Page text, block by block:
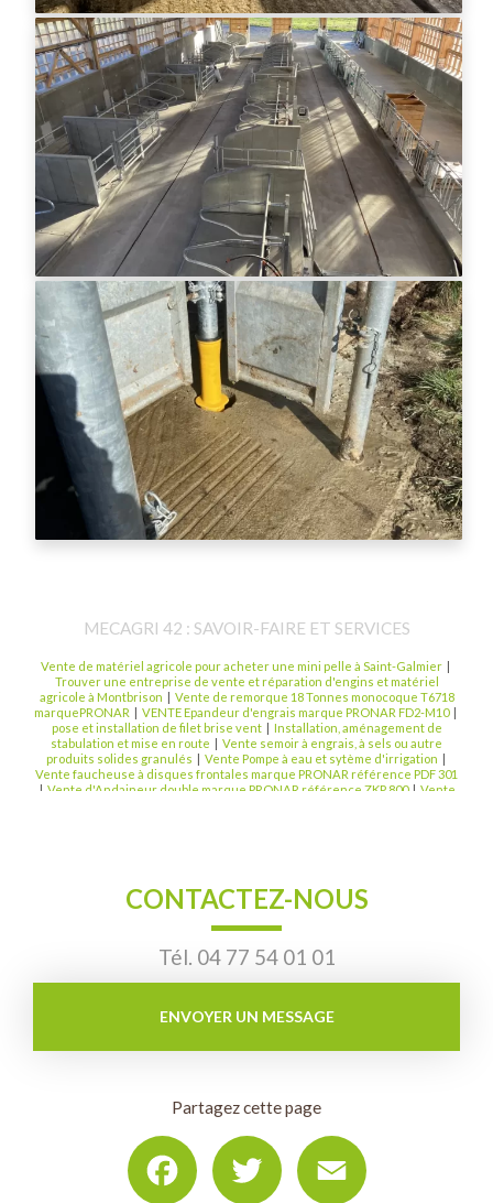
MECAGRI 42 : SAVOIR-FAIRE ET SERVICES
Vente de matériel agricole pour acheter une mini pelle à Saint-Galmier
Trouver une entreprise de vente et réparation d'engins et matériel
agricole à Montbrison
Vente de remorque 18 Tonnes monocoque T6718
marquePRONAR
VENTE Epandeur d'engrais marque PRONAR FD2-M10|
pose et installation de filet brise vent| Installation, aménagement de
stabulation et mise en route
Vente semoir à engrais, à sels ou autre
produits solides granulés
Vente Pompe à eau et sytème d'irrigation
Vente faucheuse à disques frontales marque PRONAR référence PDF 301
| Vente d'Andaineur double marque PRONAR référence ZKP 800| Vente
| installation de barrière de contention, installation de
ventilateurs
CONTACTEZ-NOUS
Tél. 04 77 54 01 01
ENVOYER UN MESSAGE
Partagez cette page
Facebook Twitter